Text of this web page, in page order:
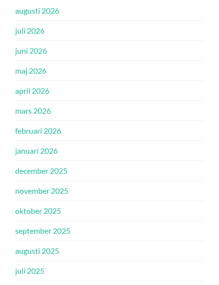
augusti 2026
juli 2026
juni 2026
maj 2026
april 2026
mars 2026
februari 2026
januari 2026
december 2025
november 2025
oktober 2025
september 2025
augusti 2025
juli 2025